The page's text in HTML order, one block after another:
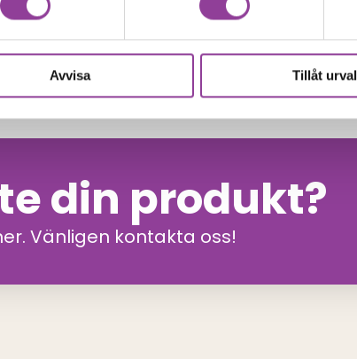
Avvisa Tillåt urval
Display)
Display)1 599,00kr
din produkt?
Vänligen kontakta oss!